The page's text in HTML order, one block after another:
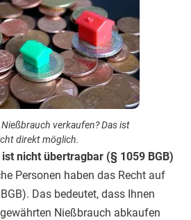
verkaufen? Das ist
direkt möglich.
nicht übertragbar (§ 1059 BGB)
Personen haben das Recht auf
Das bedeutet, dass Ihnen
Nießbrauch abkaufen